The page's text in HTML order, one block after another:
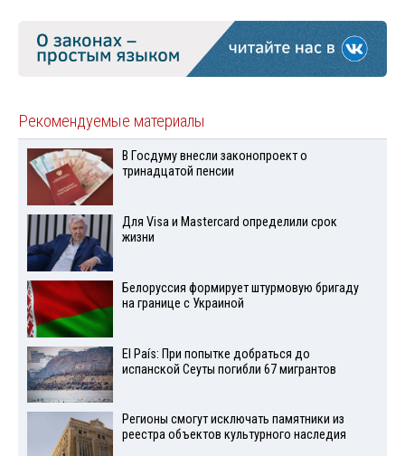
Рекомендуемые материалы
В Госдуму внесли законопроект о
тринадцатой пенсии
Для Visа и Mastercard определили срок
жизни
Белоруссия формирует штурмовую бригаду
на границе с Украиной
El País: При попытке добраться до
испанской Сеуты погибли 67 мигрантов
Регионы смогут исключать памятники из
реестра объектов культурного наследия